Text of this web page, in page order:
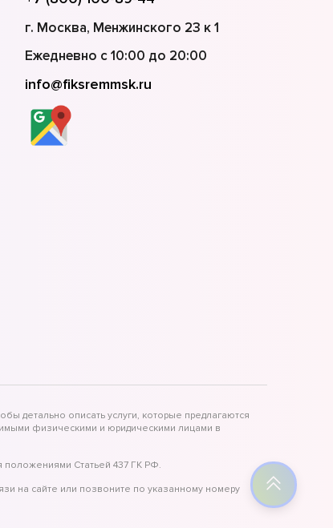
г. Москва, Менжинского 23 к 1
Ежедневно с 10:00 до 20:00
info@fiksremmsk.ru
детально описать услуги, которые предлагаются
физическими и юридическими лицами в
положениями Статьей 437 ГК РФ.
на сайте или позвоните по указанному номеру